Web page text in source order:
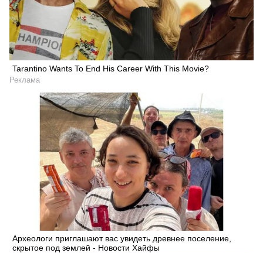
Tarantino Wants To End His Career With This Movie?
Реклама
Археологи приглашают вас увидеть древнее поселение,
скрытое под землей - Новости Хайфы